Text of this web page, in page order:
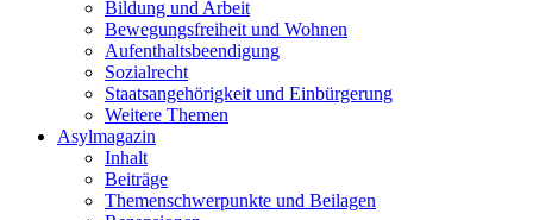
Bildung und Arbeit
Bewegungsfreiheit und Wohnen
Aufenthaltsbeendigung
Sozialrecht
Staatsangehörigkeit und Einbürgerung
Weitere Themen
Asylmagazin
Inhalt
Beiträge
Themenschwerpunkte und Beilagen